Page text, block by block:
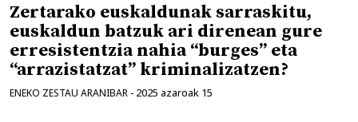
Zertarako euskaldunak sarraskitu,
euskaldun batzuk ari direnean gure
erresistentzia nahia “burges” eta
“arrazistatzat” kriminalizatzen?
ENEKO ZESTAU ARANIBAR - 2025 azaroak 15